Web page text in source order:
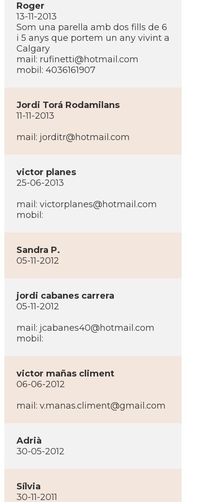
Roger
13-11-2013
Som una parella amb dos fills de 6
i 5 anys que portem un any vivint a
Calgary
mail: rufinetti@hotmail.com
mobil: 4036161907
Jordi Torá Rodamilans
11-11-2013
mail: jorditr@hotmail.com
victor planes
25-06-2013
mail: victorplanes@hotmail.com
mobil:
Sandra P.
05-11-2012
jordi cabanes carrera
05-11-2012
mail: jcabanes40@hotmail.com
mobil:
victor mañas climent
06-06-2012
mail: v.manas.climent@gmail.com
Adrià
30-05-2012
Sí­lvia
30-11-2011